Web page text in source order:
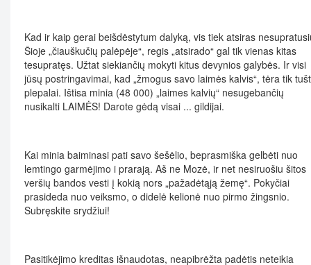
Kad ir kaip gerai beišdėstytum dalyką, vis tiek atsiras
Šioje „čiauškučių palėpėje“, regis „atsirado“ gal tik vienas kitas
tesupratęs. Užtat siekiančių mokyti kitus devynios galybės. Ir visi
jūsų postringavimai, kad „žmogus savo laimės kalvis“, tėra tik
plepalai. Ištisa minia (48 000) „laimes kalvių“ nesugebančių
nusikalti LAIMĖS! Darote gėdą visai ... gildijai.
Kai minia baiminasi pati savo šešėlio, beprasmiška gelbėti nuo
lemtingo garmėjimo i prarają. Aš ne Mozė, ir net nesiruošiu šitos
veršių bandos vesti į kokią nors „pažadėtąją žemę“. Pokyčiai
prasideda nuo veiksmo, o didelė kelionė nuo pirmo žingsnio.
Subręskite srydžiui!
Pasitikėjimo kreditas išnaudotas, neapibrėžta padėtis neteikia